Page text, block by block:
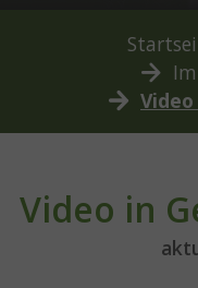
You are here:
Video in